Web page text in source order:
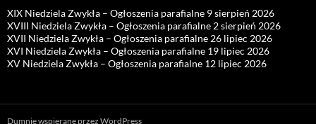
XIX Niedziela Zwykła – Ogłoszenia parafialne 9 sierpień 2026
XVIII Niedziela Zwykła – Ogłoszenia parafialne 2 sierpień 2026
XVII Niedziela Zwykła – Ogłoszenia parafialne 26 lipiec 2026
XVI Niedziela Zwykła – Ogłoszenia parafialne 19 lipiec 2026
XV Niedziela Zwykła – Ogłoszenia parafialne 12 lipiec 2026
Dumnie wspierane przez WordPress